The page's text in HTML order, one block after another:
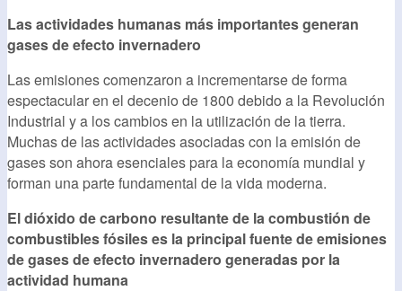
Las actividades humanas más importantes generan
gases de efecto invernadero
Las emisiones comenzaron a incrementarse de forma
espectacular en el decenio de 1800 debido a la Revolución
Industrial y a los cambios en la utilización de la tierra.
Muchas de las actividades asociadas con la emisión de
gases son ahora esenciales para la economía mundial y
forman una parte fundamental de la vida moderna.
El dióxido de carbono resultante de la combustión de
combustibles fósiles es la principal fuente de emisiones
de gases de efecto invernadero generadas por la
actividad humana